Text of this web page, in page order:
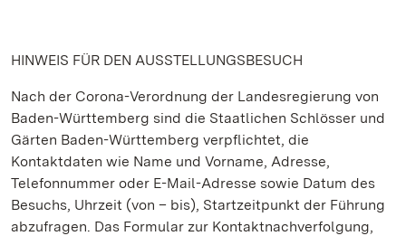
HINWEIS FÜR DEN AUSSTELLUNGSBESUCH
Nach der Corona-Verordnung der Landesregierung von
Baden-Württemberg sind die Staatlichen Schlösser und
Gärten Baden-Württemberg verpflichtet, die
Kontaktdaten wie Name und Vorname, Adresse,
Telefonnummer oder E-Mail-Adresse sowie Datum des
Besuchs, Uhrzeit (von – bis), Startzeitpunkt der Führung
abzufragen. Das Formular zur Kontaktnachverfolgung,